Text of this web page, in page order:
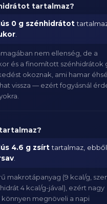
tartalmaz?
0 g szénhidrátot
nem ellenség, de a
és a finomított szénhidrátok
okoznak, ami hamar
vissza — ezért fogyásnál
4.6 g zsírttartalmaz, ebből
makrotápanyag (9 kcal/g,
4 kcal/g-jával), ezért nagy
megnöveli a napi